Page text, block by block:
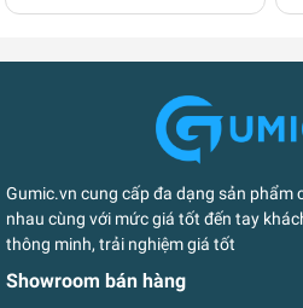
Gumic.vn cung cấp đa dạng sản phẩm
nhau cùng với mức giá tốt đến tay
thông minh, trải nghiệm giá tốt
Showroom bán hàng